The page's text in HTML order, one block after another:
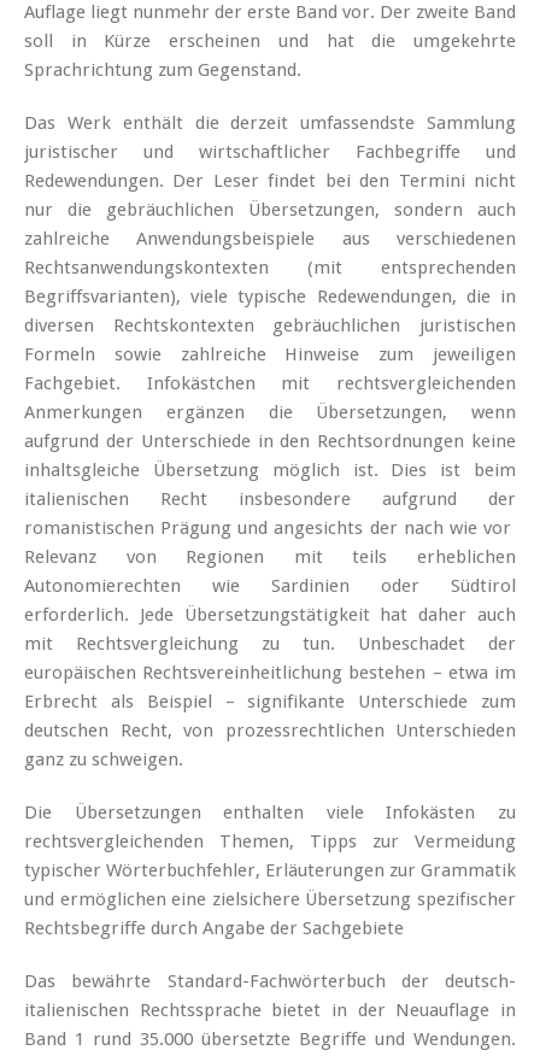
Auflage liegt nunmehr der erste Band vor. Der zweite Band
soll in Kürze erscheinen und hat die umgekehrte
Sprachrichtung zum Gegenstand.
Das Werk enthält die derzeit umfassendste Sammlung
juristischer und wirtschaftlicher Fachbegriffe und
Redewendungen. Der Leser findet bei den Termini nicht
nur die gebräuchlichen Übersetzungen, sondern auch
zahlreiche Anwendungsbeispiele aus verschiedenen
Rechtsanwendungskontexten (mit entsprechenden
Begriffsvarianten), viele typische Redewendungen, die in
diversen Rechtskontexten gebräuchlichen juristischen
Formeln sowie zahlreiche Hinweise zum jeweiligen
Fachgebiet. Infokästchen mit rechtsvergleichenden
Anmerkungen ergänzen die Übersetzungen, wenn
aufgrund der Unterschiede in den Rechtsordnungen keine
inhaltsgleiche Übersetzung möglich ist. Dies ist beim
italienischen Recht insbesondere aufgrund der
romanistischen Prägung und angesichts der nach wie vor
Relevanz von Regionen mit teils erheblichen
Autonomierechten wie Sardinien oder Südtirol
erforderlich. Jede Übersetzungstätigkeit hat daher auch
mit Rechtsvergleichung zu tun. Unbeschadet der
europäischen Rechtsvereinheitlichung bestehen – etwa im
Erbrecht als Beispiel – signifikante Unterschiede zum
deutschen Recht, von prozessrechtlichen Unterschieden
ganz zu schweigen.
Die Übersetzungen enthalten viele Infokästen zu
rechtsvergleichenden Themen, Tipps zur Vermeidung
typischer Wörterbuchfehler, Erläuterungen zur Grammatik
und ermöglichen eine zielsichere Übersetzung spezifischer
Rechtsbegriffe durch Angabe der ­Sachgebiete
Das bewährte Standard-Fachwörterbuch der deutsch-
italienischen Rechtssprache bietet in der Neuauf­lage in
Band 1 rund 35.000 übersetzte Begriffe und Wendungen.